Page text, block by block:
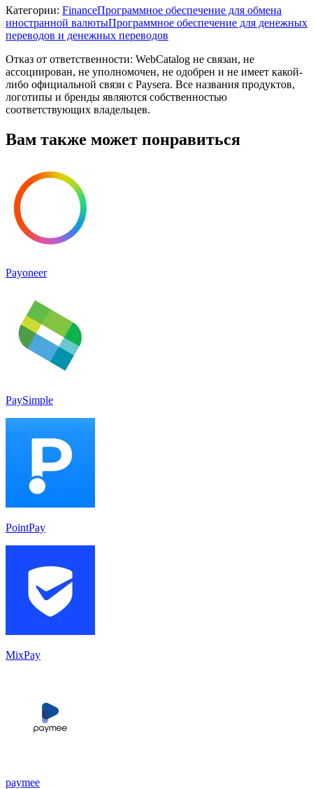
Категории: FinanceПрограммное обеспечение для обмена
иностранной валютыПрограммное обеспечение для денежных
переводов и денежных переводов
Отказ от ответственности: WebCatalog не связан, не
ассоциирован, не уполномочен, не одобрен и не имеет какой-
либо официальной связи с Paysera. Все названия продуктов,
логотипы и бренды являются собственностью
соответствующих владельцев.
Вам также может понравиться
Payoneer
PaySimple
PointPay
MixPay
paymee